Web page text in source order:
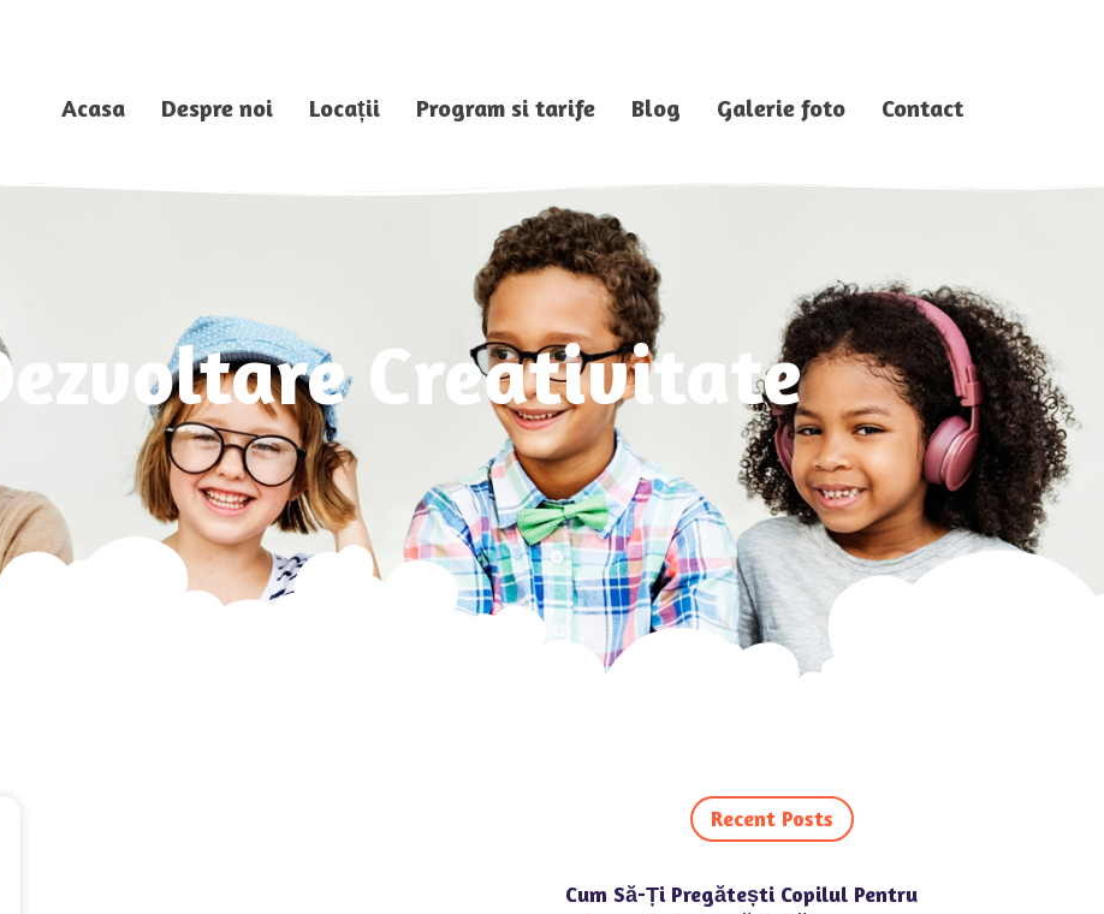
Acasa Despre noi Locații Program si tarife Blog Galerie foto Contact
Creativitate
Recent Posts
Cum Să-Ți Pregătești Copilul Pentru